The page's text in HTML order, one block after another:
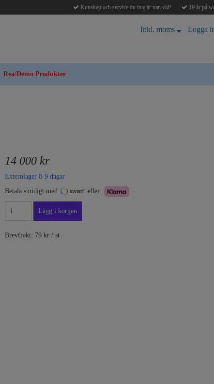
Kunskap och service du inte är van vid! 19 år på
Inkl. moms Logga
Rea/Demo Produkter
14 000 kr
Externlager 8-9 dagar
Betala smidigt med
eller
Brevfrakt: 79 kr / st